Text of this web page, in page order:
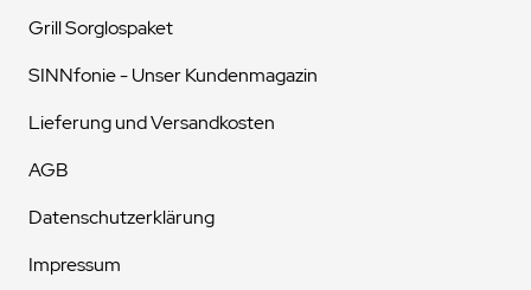
Grill Sorglospaket
SINNfonie - Unser Kundenmagazin
Lieferung und Versandkosten
AGB
Datenschutzerklärung
Impressum